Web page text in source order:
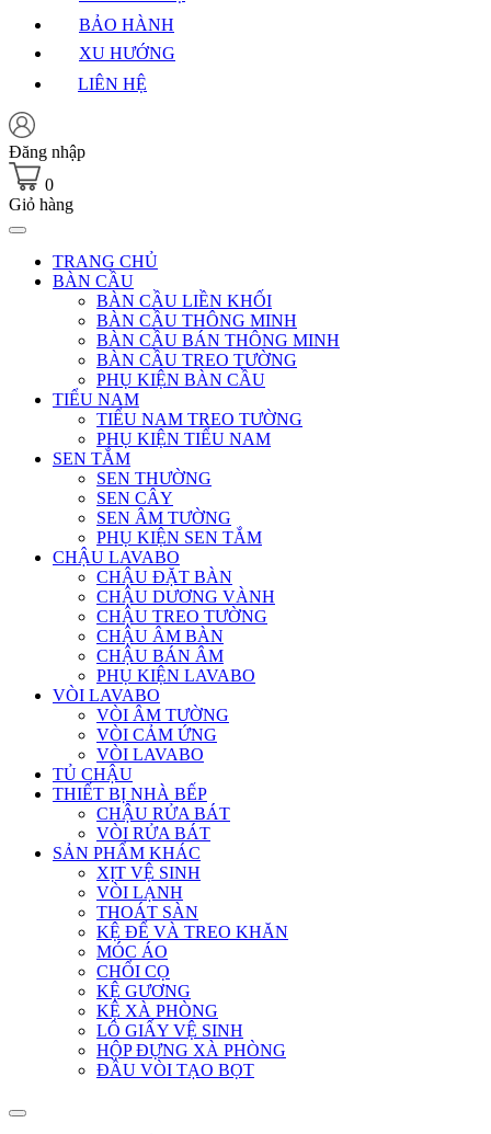
BẢO HÀNH
XU HƯỚNG
LIÊN HỆ
Đăng nhập
0
Giỏ hàng
TRANG CHỦ
BÀN CẦU
BÀN CẦU LIỀN KHỐI
BÀN CẦU THÔNG MINH
BÀN CẦU BÁN THÔNG MINH
BÀN CẦU TREO TƯỜNG
PHỤ KIỆN BÀN CẦU
TIỂU NAM
TIỂU NAM TREO TƯỜNG
PHỤ KIỆN TIỂU NAM
SEN TẮM
SEN THƯỜNG
SEN CÂY
SEN ÂM TƯỜNG
PHỤ KIỆN SEN TẮM
CHẬU LAVABO
CHẬU ĐẶT BÀN
CHẬU DƯƠNG VÀNH
CHẬU TREO TƯỜNG
CHẬU ÂM BÀN
CHẬU BÁN ÂM
PHỤ KIỆN LAVABO
VÒI LAVABO
VÒI ÂM TƯỜNG
VÒI CẢM ỨNG
VÒI LAVABO
TỦ CHẬU
THIẾT BỊ NHÀ BẾP
CHẬU RỬA BÁT
VÒI RỬA BÁT
SẢN PHẨM KHÁC
XỊT VỆ SINH
VÒI LẠNH
THOÁT SÀN
KỆ ĐỂ VÀ TREO KHĂN
MÓC ÁO
CHỔI CỌ
KỆ GƯƠNG
KỆ XÀ PHÒNG
LÔ GIẤY VỆ SINH
HỘP ĐỰNG XÀ PHÒNG
ĐẦU VÒI TẠO BỌT